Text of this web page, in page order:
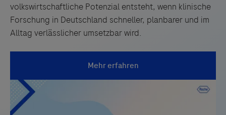
volkswirtschaftliche Potenzial entsteht, wenn klinische
Forschung in Deutschland schneller, planbarer und im
Alltag verlässlicher umsetzbar wird.